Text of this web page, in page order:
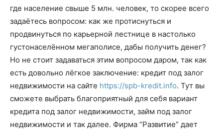
где население свыше 5 млн. человек, то скорее всего
задаётесь вопросом: как же протиснуться и
продвинуться по карьерной лестнице в настолько
густонаселённом мегаполисе, дабы получить денег?
Но не стоит задаваться этим вопросом даром, так как
есть довольно лёгкое заключение: кредит под залог
недвижимости на сайте https://spb-kredit.info. Тут вы
сможете выбрать благоприятный для себя вариант
кредита под залог недвижимости, займ под залог
недвижимости и так далее. Фирма “Развитие” дает